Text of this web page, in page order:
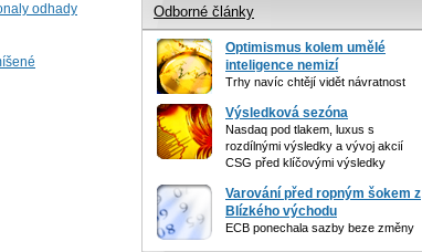
odhady
Odborné články
Optimismus kolem umělé
inteligence nemizí
Trhy navíc chtějí vidět návratnost
Výsledková sezóna
Nasdaq pod tlakem, luxus s
rozdílnými výsledky a vývoj akcií
CSG před klíčovými výsledky
Varování před ropným šokem z
Blízkého východu
ECB ponechala sazby beze změny